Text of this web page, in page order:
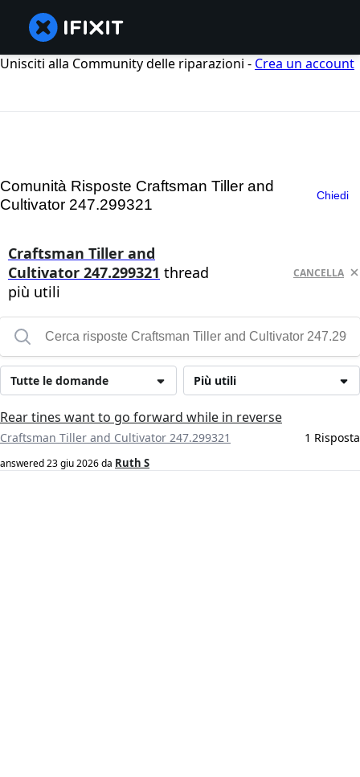
Unisciti alla Community delle riparazioni - Crea un account
Comunità Risposte Craftsman Tiller and
Cultivator 247.299321
Chiedi
Craftsman Tiller and
Cultivator 247.299321 thread
più utili
CANCELLA
Più utili
Tutte le domande
Rear tines want to go forward while in reverse
Craftsman Tiller and Cultivator 247.299321 1 Risposta
answered23 giu 2026da Ruth S